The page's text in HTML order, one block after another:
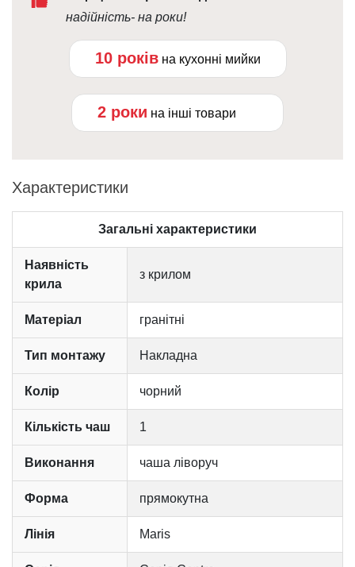
надійність- на роки!
10 років на кухонні мийки
2 роки на інші товари
Характеристики
Загальні характеристики
Наявність
крила
з крилом
Матеріал гранітні
Тип монтажу Накладна
Колір чорний
Кількість чаш 1
Виконання чаша ліворуч
Форма прямокутна
Лінія Maris